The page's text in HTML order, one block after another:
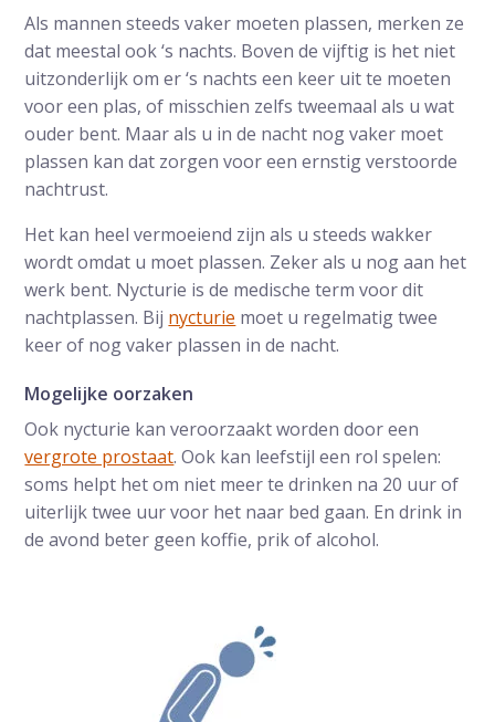
Als mannen steeds vaker moeten plassen, merken ze
dat meestal ook ‘s nachts. Boven de vijftig is het niet
uitzonderlijk om er ‘s nachts een keer uit te moeten
voor een plas, of misschien zelfs tweemaal als u wat
ouder bent. Maar als u in de nacht nog vaker moet
plassen kan dat zorgen voor een ernstig verstoorde
nachtrust.
Het kan heel vermoeiend zijn als u steeds wakker
wordt omdat u moet plassen. Zeker als u nog aan het
werk bent. Nycturie is de medische term voor dit
nachtplassen. Bij nycturie moet u regelmatig twee
keer of nog vaker plassen in de nacht.
Mogelijke oorzaken
Ook nycturie kan veroorzaakt worden door een
vergrote prostaat. Ook kan leefstijl een rol spelen:
soms helpt het om niet meer te drinken na 20 uur of
uiterlijk twee uur voor het naar bed gaan. En drink in
de avond beter geen koffie, prik of alcohol.